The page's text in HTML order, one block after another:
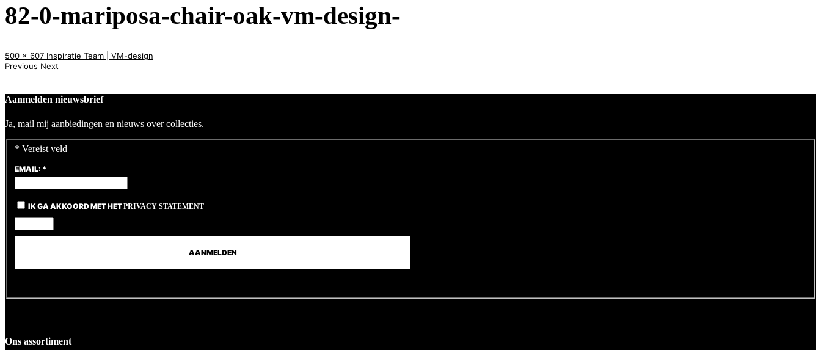
82-0-mariposa-chair-oak-vm-design-
500 x 607 Inspiratie Team | VM-design
Previous Next
Aanmelden nieuwsbrief
Ja, mail mij aanbiedingen en nieuws over collecties.
* Vereist veld
EMAIL: *
IK GA AKKOORD MET HETPRIVACY STATEMENT
Ons assortiment